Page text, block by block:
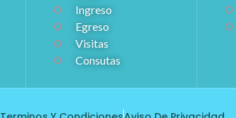
Ingreso
Egreso
Visitas
Consutas